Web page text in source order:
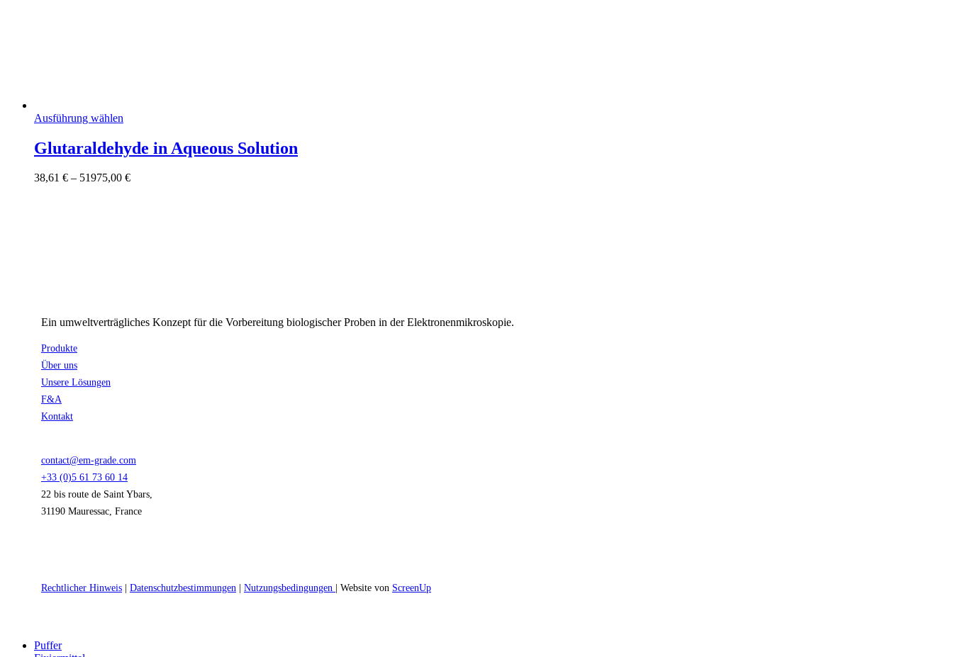
Ausführung wählen
weist
mehrere
auf.
Glutaraldehyde in Aqueous Solution
38,61 € – 51975,00 €Preisspanne:
Ein umweltverträgliches Konzept für die Vorbereitung biologischer Proben in der Elektronenmikroskopie.
Produkte
Über uns
Unsere Lösungen
F&A
Kontakt
contact@em-grade.com
+33 (0)5 61 73 60 14
22 bis route de Saint Ybars,
31190 Mauressac, France
Rechtlicher Hinweis Datenschutzbestimmungen Nutzungsbedingungen | Website von ScreenUp
Close
Puffer